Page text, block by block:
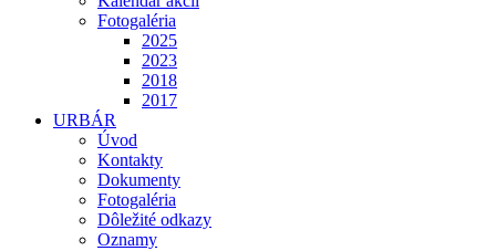
Fotogaléria
2025
2023
2018
2017
URBÁR
Úvod
Kontakty
Dokumenty
Fotogaléria
Dôležité odkazy
Oznamy